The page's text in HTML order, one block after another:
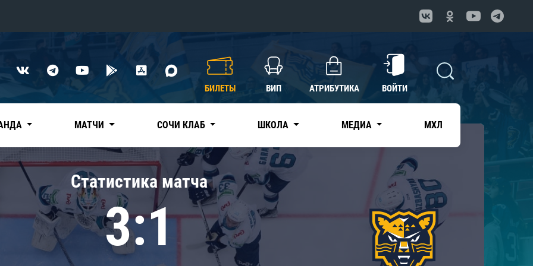
Нефтехимик
Дивизион Чернышева
Авангард
Адмирал
КХЛ
БИЛЕТЫ ВИП АТРИБУТИКА ВОЙТИ
МАТЧИ СОЧИ КЛАБ ШКОЛА МЕДИА МХЛ
Статистика матча
3:1